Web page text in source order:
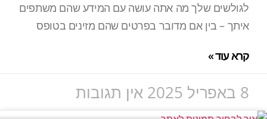
לגולשים שלך מה אתה עושה עם המידע שהם משתפים
איתך – בין אם מדובר בפרטים שהם מזינים בטופס
קרא עוד »
8 באפריל 2025 אין תגובות